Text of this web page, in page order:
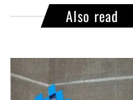
Also read